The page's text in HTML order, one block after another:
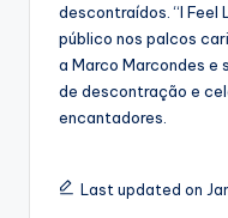
descontraídos. “I Feel
público nos palcos
a Marco Marcondes e
de descontração e
encantadores.
Last updated on